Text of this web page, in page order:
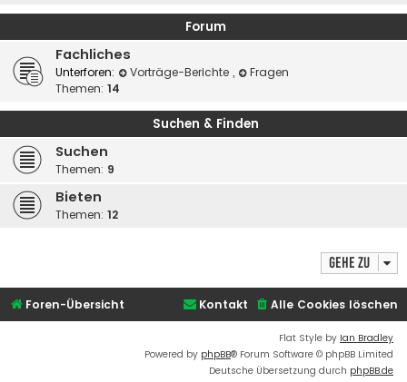
Forum
Fachliches
Unterforen: Vorträge-Berichte ,
Fragen
Themen: 14
Suchen & Finden
Suchen
Themen: 9
Bieten
Themen: 12
Gehe zu
Foren-Übersicht Alle Cookies löschen
Kontakt
Flat Style by Ian Bradley
Powered by phpBB® Forum Software © phpBB Limited
Deutsche Übersetzung durch phpBB.de